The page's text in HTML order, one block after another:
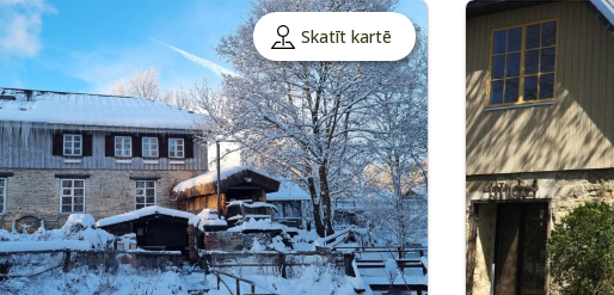
Skatīt kartē